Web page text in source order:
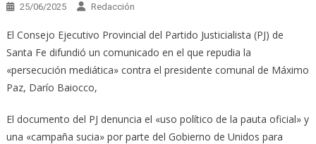
25/06/2025 Redacción
El Consejo Ejecutivo Provincial del Partido Justicialista (PJ) de
Santa Fe difundió un comunicado en el que repudia la
«persecución mediática» contra el presidente comunal de Máximo
Paz, Darío Baiocco,
El documento del PJ denuncia el «uso político de la pauta oficial» y
una «campaña sucia» por parte del Gobierno de Unidos para